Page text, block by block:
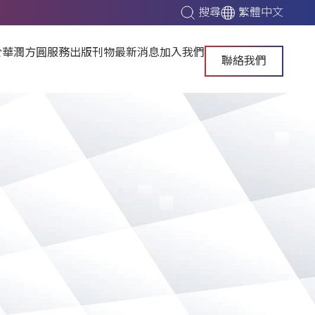
搜尋 繁體中文
潤方圓服務出版刊物最新消息加入我們
聯絡我們